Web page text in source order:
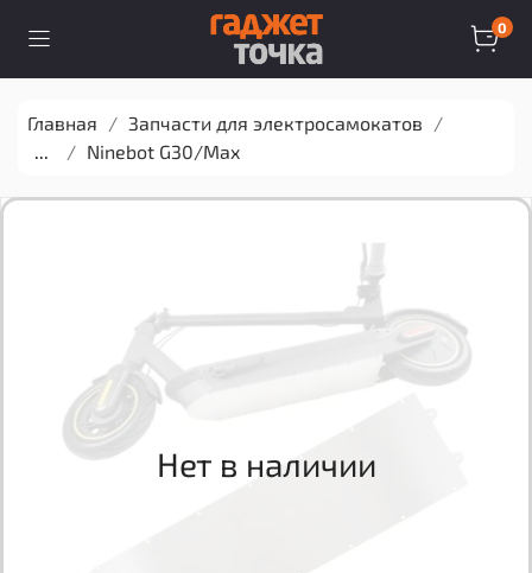
0
Главная
Запчасти для электросамокатов
...
Ninebot G30/Max